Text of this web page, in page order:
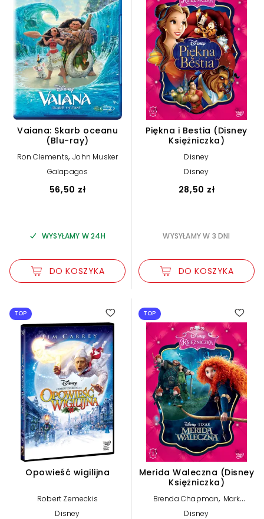
Vaiana: Skarb oceanu
(Blu-ray)
Ron Clements,John Musker
Galapagos
56,50 zł
WYSYŁAMY W 24H
DO KOSZYKA
Piękna i Bestia (Disney
Księżniczka)
Disney
Disney
28,50 zł
WYSYŁAMY W 3 DNI
DO KOSZYKA
TOP
Opowieść wigilijna
Robert Zemeckis
Disney
TOP
Merida Waleczna (Disney
Księżniczka)
Brenda Chapman, Mark
Andrews
Disney
thriller 47
western 11
wojenny 34
zestaw filmów 96